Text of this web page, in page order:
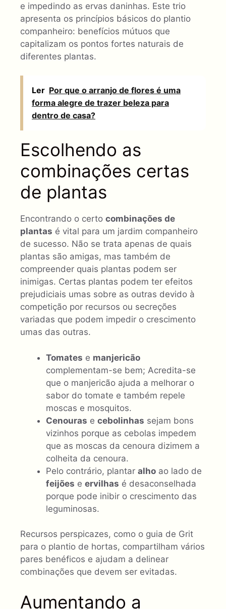
e impedindo as ervas daninhas. Este trio
apresenta os princípios básicos do plantio
companheiro: benefícios mútuos que
capitalizam os pontos fortes naturais de
diferentes plantas.
Ler Por que o arranjo de flores é uma
forma alegre de trazer beleza para
dentro de casa?
Escolhendo as
combinações certas
de plantas
Encontrando o certo combinações de
plantas é vital para um jardim companheiro
de sucesso. Não se trata apenas de quais
plantas são amigas, mas também de
compreender quais plantas podem ser
inimigas. Certas plantas podem ter efeitos
prejudiciais umas sobre as outras devido à
competição por recursos ou secreções
variadas que podem impedir o crescimento
umas das outras.
Tomates e manjericão
complementam-se bem; Acredita-se
que o manjericão ajuda a melhorar o
sabor do tomate e também repele
moscas e mosquitos.
Cenouras e cebolinhas sejam bons
vizinhos porque as cebolas impedem
que as moscas da cenoura dizimem a
colheita da cenoura.
Pelo contrário, plantar alho ao lado de
feijões e ervilhas é desaconselhada
porque pode inibir o crescimento das
leguminosas.
Recursos perspicazes, como o guia de Grit
para o plantio de hortas, compartilham vários
pares benéficos e ajudam a delinear
combinações que devem ser evitadas.
Aumentando a